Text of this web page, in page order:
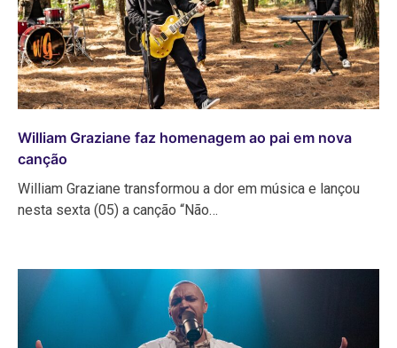
William Graziane faz homenagem ao pai em nova
canção
William Graziane transformou a dor em música e lançou
nesta sexta (05) a canção “Não…